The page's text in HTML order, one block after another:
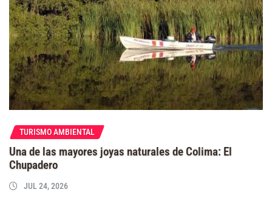
TURISMO AMBIENTAL
Una de las mayores joyas naturales de Colima: El
Chupadero
JUL 24, 2026